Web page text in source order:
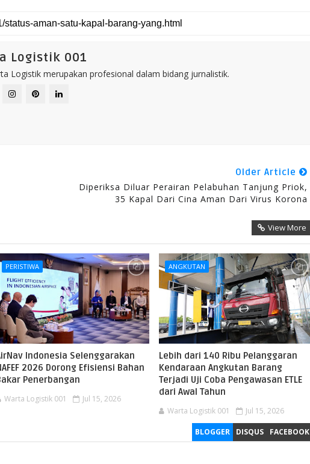
Logistik 001
Logistik merupakan profesional dalam bidang jurnalistik.
Older Article
Diperiksa Diluar Perairan Pelabuhan Tanjung Priok,
35 Kapal Dari Cina Aman Dari Virus Korona
View More
PERISTIWA
Indonesia Selenggarakan
2026 Dorong Efisiensi Bahan
Penerbangan
Warta Logistik 001 Jul 15, 2026
ANGKUTAN
Lebih dari 140 Ribu Pelanggaran
Kendaraan Angkutan Barang
Terjadi Uji Coba Pengawasan ETLE
dari Awal Tahun
Warta Logistik 001 Jul 15, 2026
BLOGGER DISQUS FACEBOOK